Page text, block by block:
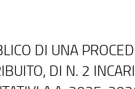
DI UNA
DI N. 2